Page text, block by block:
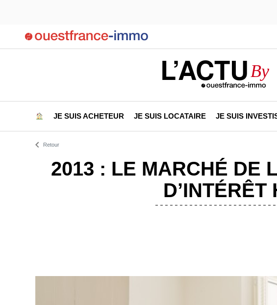
L’ACTU By
JE SUIS ACHETEUR JE SUIS LOCATAIRE JE SUIS
Retour
2013 : LE MARCHÉ DE